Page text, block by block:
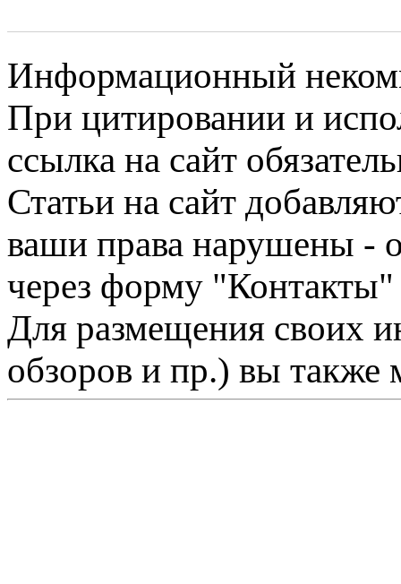
Информационный
При цитировании и
ссылка на сайт
Статьи на сайт
ваши права нарушены -
через форму "Контакты"
Для размещения своих
обзоров и пр.) вы также